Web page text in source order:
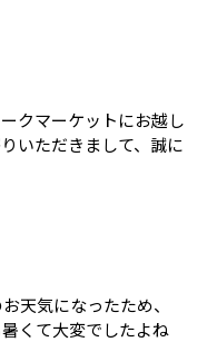
クマーケットにお越し
いただきまして、誠に
天気になったため、
くて大変でしたよね